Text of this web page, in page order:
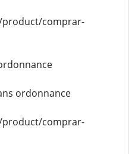
comprar-
ordonnance
comprar-